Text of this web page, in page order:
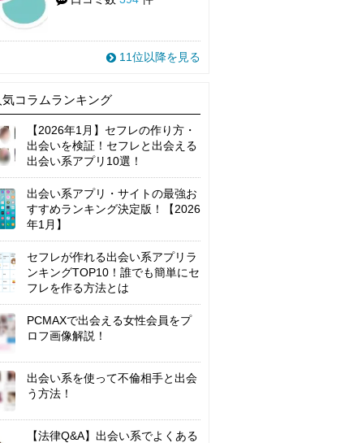
11位以降を見る
気コラムランキング
【2026年1月】セフレの作り方・
出会いを検証！セフレと出会える
出会い系アプリ10選！
出会い系アプリ・サイトの最強お
すすめランキング決定版！【2026
年1月】
セフレが作れる出会い系アプリラ
ンキングTOP10！誰でも簡単にセ
フレを作る方法とは
PCMAXで出会える女性会員をプ
ロフ画像解説！
出会い系を使って不倫相手と出会
う方法！
【法律Q&A】出会い系でよくある